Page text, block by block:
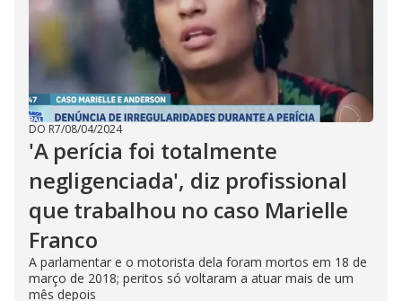
DO R7/08/04/2024
'A perícia foi totalmente
negligenciada', diz profissional
que trabalhou no caso Marielle
Franco
A parlamentar e o motorista dela foram mortos em 18 de
março de 2018; peritos só voltaram a atuar mais de um
mês depois